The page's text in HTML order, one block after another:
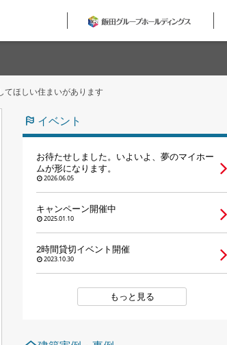
ユニバーサル
テクノロジー
建築実例
キャンペーン・コラボ情報
てほしい住まいがあります
イベント
お待たせしました。いよいよ、夢のマイホー
ムが形になります。
2026.06.05
キャンペーン開催中
2025.01.10
2時間貸切イベント開催
2023.10.30
もっと見る